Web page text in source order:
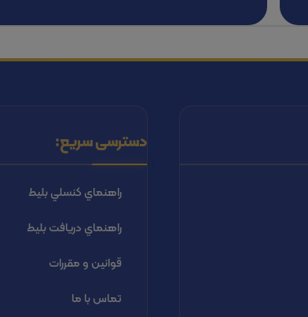
دسترسی سریع:
راهنماي كنسلي بليط
راهنماي دریافت بليط
قوانین و مقررات
تماس با ما